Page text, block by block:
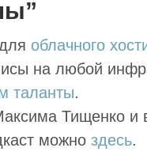
облачного
на любой
таланты.
Тищенко и
можно здесь.